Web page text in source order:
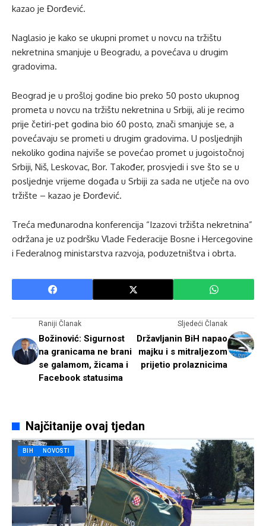
kazao je Đorđević.
Naglasio je kako se ukupni promet u novcu na tržištu
nekretnina smanjuje u Beogradu, a povećava u drugim
gradovima.
Beograd je u prošloj godine bio preko 50 posto ukupnog
prometa u novcu na tržištu nekretnina u Srbiji, ali je recimo
prije četiri-pet godina bio 60 posto, znači smanjuje se, a
povećavaju se prometi u drugim gradovima. U posljednjih
nekoliko godina najviše se povećao promet u jugoistočnoj
Srbiji, Niš, Leskovac, Bor. Također, prosvjedi i sve što se u
posljednje vrijeme događa u Srbiji za sada ne utječe na ovo
tržište – kazao je Đorđević.
Treća međunarodna konferencija “Izazovi tržišta nekretnina”
održana je uz podršku Vlade Federacije Bosne i Hercegovine
i Federalnog ministarstva razvoja, poduzetništva i obrta.
Raniji Članak
Božinović: Sigurnost
na granicama ne brani
se galamom, žicama i
Facebook statusima
Sljedeći Članak
Državljanin BiH napao
majku i s mitraljezom
prijetio prolaznicima
Najčitanije ovaj tjedan
BIH NOVOSTI